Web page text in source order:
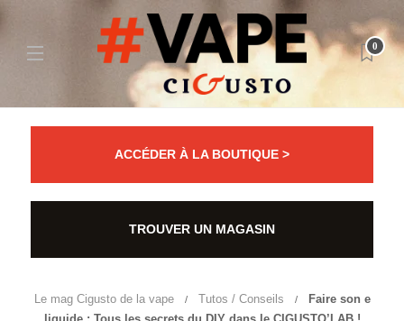
0
ACCÉDER À LA BOUTIQUE >
TROUVER UN MAGASIN
Le mag Cigusto de la vape Tutos / Conseils
Faire son e